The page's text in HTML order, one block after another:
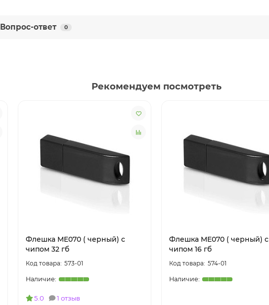
Вопрос-ответ 0
Рекомендуем посмотреть
Флешка ME070 ( черный) с
чипом 32 гб
573-01
5.0 1 отзыв
Флешка ME070 ( черный) с
чипом 16 гб
574-01